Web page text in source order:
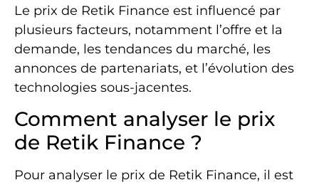
Le prix de Retik Finance est influencé par
plusieurs facteurs, notamment l’offre et la
demande, les tendances du marché, les
annonces de partenariats, et l’évolution des
technologies sous-jacentes.
Comment analyser le prix
de Retik Finance ?
Pour analyser le prix de Retik Finance, il est